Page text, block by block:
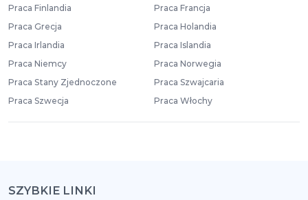
Praca Finlandia
Praca Francja
Praca Grecja
Praca Holandia
Praca Irlandia
Praca Islandia
Praca Niemcy
Praca Norwegia
Praca Stany Zjednoczone
Praca Szwajcaria
Praca Szwecja
Praca Włochy
SZYBKIE LINKI